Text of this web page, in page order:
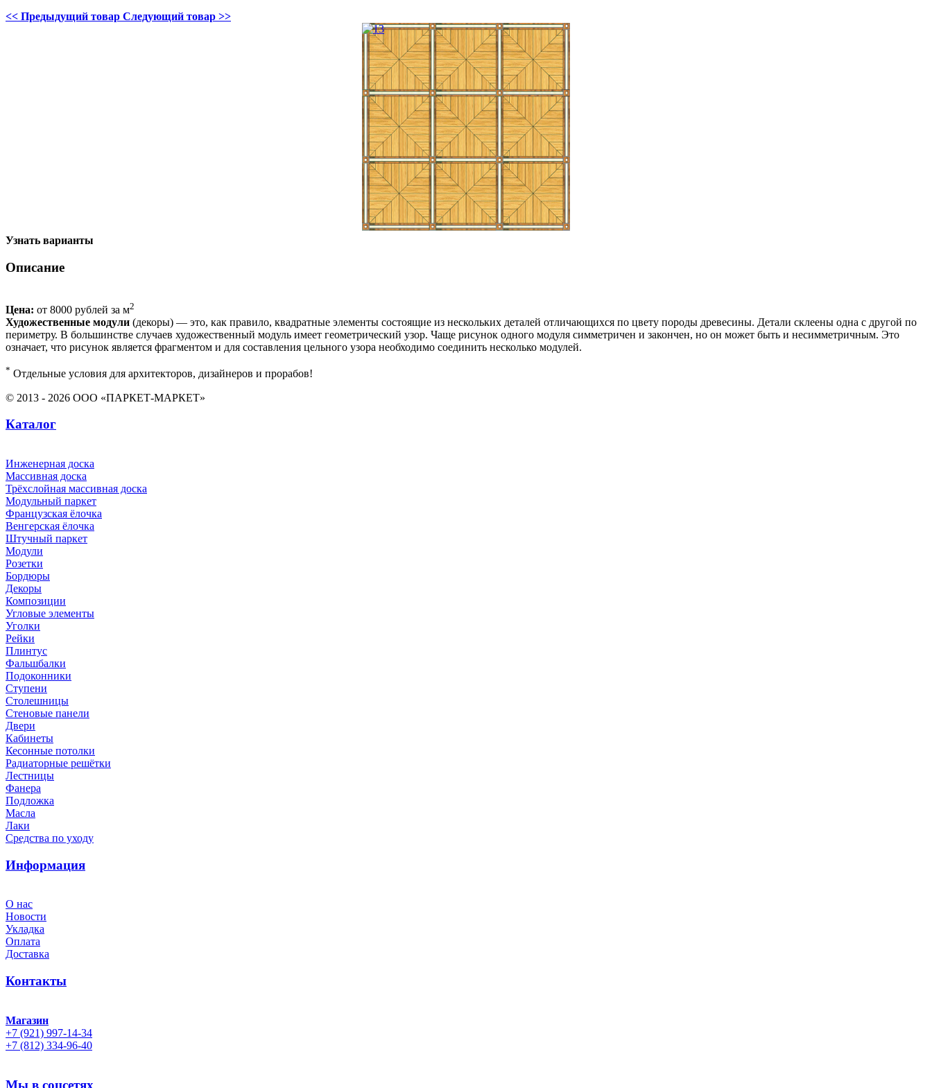
<< Предыдущий товар Следующий товар >>
Узнать варианты
Описание
Цена: от 8000 рублей за м2
Художественные модули (декоры) — это, как правило, квадратные элементы состоящие из нескольких деталей отличающихся по цвету породы древесины. Детали склеены одна с другой по
периметру. В большинстве случаев художественный модуль имеет геометрический узор. Чаще рисунок одного модуля симметричен и закончен, но он может быть и несимметричным. Это
означает, что рисунок является фрагментом и для составления цельного узора необходимо соединить несколько модулей.
* Отдельные условия для архитекторов, дизайнеров и прорабов!
© 2013 - 2026 ООО «ПАРКЕТ-МАРКЕТ»
Каталог
Инженерная доска
Массивная доска
Трёхслойная массивная доска
Модульный паркет
Французская ёлочка
Венгерская ёлочка
Штучный паркет
Модули
Розетки
Бордюры
Декоры
Композиции
Угловые элементы
Уголки
Рейки
Плинтус
Фальшбалки
Подоконники
Ступени
Столешницы
Стеновые панели
Двери
Кабинеты
Кесонные потолки
Радиаторные решётки
Лестницы
Фанера
Подложка
Масла
Лаки
Средства по уходу
Информация
О нас
Новости
Укладка
Оплата
Доставка
Контакты
Магазин
+7 (921) 997-14-34
+7 (812) 334-96-40
Мы в соцсетях